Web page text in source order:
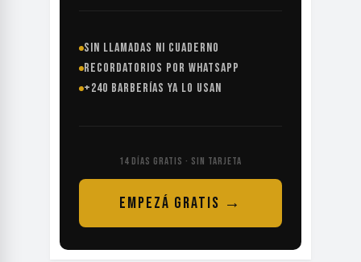
SIN LLAMADAS NI CUADERNO
RECORDATORIOS POR WHATSAPP
+240 BARBERÍAS YA LO USAN
14 DÍAS GRATIS · SIN TARJETA
EMPEZÁ GRATIS →